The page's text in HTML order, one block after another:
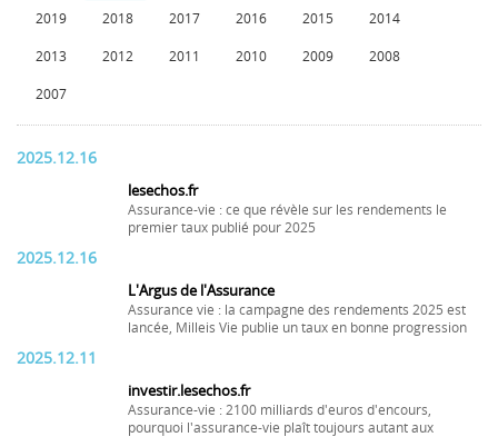
2019 2018 2017 2016 2015 2014
2013 2012 2011 2010 2009 2008
2007
2025.12.16
lesechos.fr
Assurance-vie : ce que révèle sur les rendements le
premier taux publié pour 2025
2025.12.16
L'Argus de l'Assurance
Assurance vie : la campagne des rendements 2025 est
lancée, Milleis Vie publie un taux en bonne progression
2025.12.11
investir.lesechos.fr
Assurance-vie : 2100 milliards d'euros d'encours,
pourquoi l'assurance-vie plaît toujours autant aux